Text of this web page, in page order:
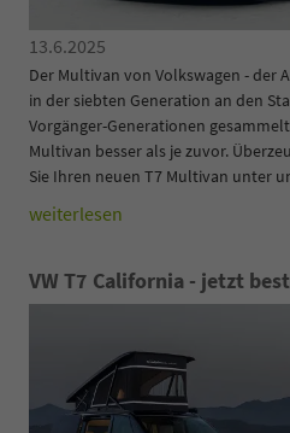
13.6.2025
Der Multivan von Volkswagen - der
in der siebten Generation an den
Vorgänger-Generationen
Multivan besser als je zuvor.
Sie Ihren neuen T7 Multivan unter
weiterlesen
VW T7 California - jetzt